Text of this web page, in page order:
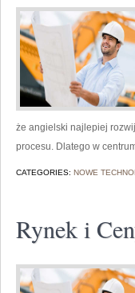
że angielski najlepiej
procesu. Dlatego w
CATEGORIES: NOWE
Rynek i